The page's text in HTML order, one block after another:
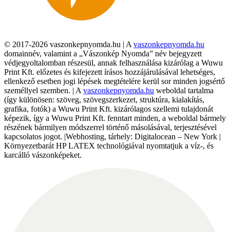
© 2017-2026 vaszonkepnyomda.hu | A vaszonkepnyomda.hu
domainnév, valamint a „Vászonkép Nyomda” név bejegyzett
védjegyoltalomban részesül, annak felhasználása kizárólag a Wuwu
Print Kft. előzetes és kifejezett írásos hozzájárulásával lehetséges,
ellenkező esetben jogi lépések megtételére kerül sor minden jogsértő
személlyel szemben. | A vaszonkepnyomda.hu weboldal tartalma
(így különösen: szöveg, szövegszerkezet, struktúra, kialakítás,
grafika, fotók) a Wuwu Print Kft. kizárólagos szellemi tulajdonát
képezik, így a Wuwu Print Kft. fenntart minden, a weboldal bármely
részének bármilyen módszerrel történő másolásával, terjesztésével
kapcsolatos jogot. |Webhosting, tárhely: Digitalocean – New York |
Környezetbarát HP LATEX technológiával nyomtatjuk a víz-, és
karcálló vászonképeket.